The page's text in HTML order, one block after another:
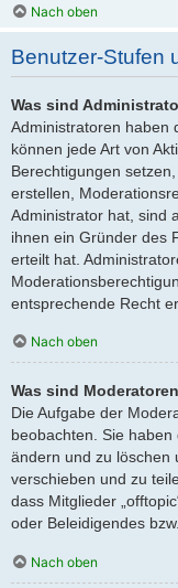
Nach oben
Benutzer-Stufen
Was sind
Administratoren haben
können jede Art von
Berechtigungen
erstellen,
Administrator hat, sind
ihnen ein Gründer des
erteilt hat.
entsprechende Recht
Nach oben
Was sind
Die Aufgabe der
beobachten. Sie
ändern und zu löschen
verschieben und zu
dass Mitglieder
oder Beleidigendes
Nach oben